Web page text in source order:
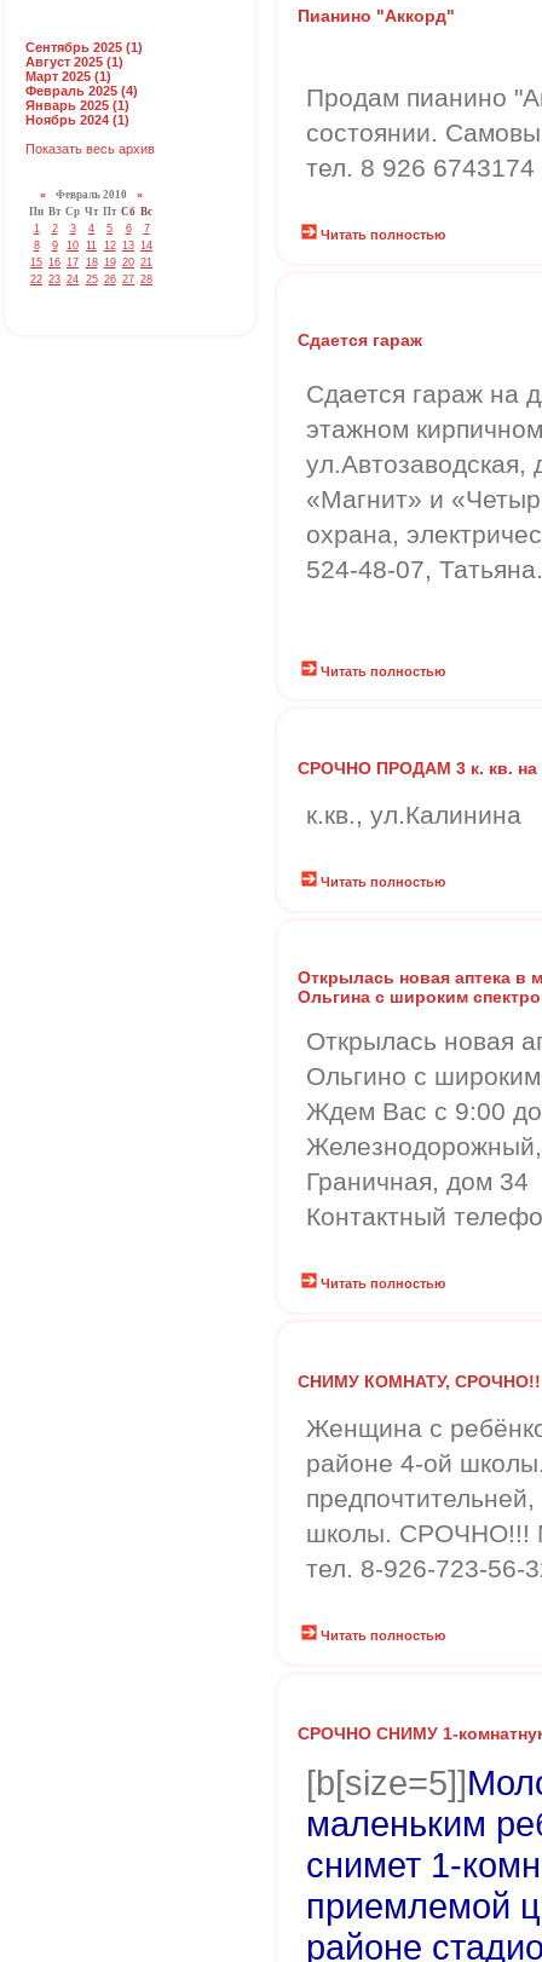
Сентябрь 2025 (1)
Август 2025 (1)
Март 2025 (1)
Февраль 2025 (4)
Январь 2025 (1)
Ноябрь 2024 (1)
Показать весь архив
«Февраль 2010 »
Пн Вт Ср Чт Пт Сб Вс
1
2 3 4 5 6
7
8
9 10 11 12 13 14
15 16 17 18 19 20 21
22 23 24 25 26 27 28
Пианино "Аккорд"
Продам пианино
состоянии.
тел. 8 926 6743174
Читать полностью
Сдается гараж
Сдается гараж на
этажном
ул.Автозаводская,
«Магнит» и
охрана,
524-48-07, Татьяна.
Читать полностью
СРОЧНО ПРОДАМ 3 к. кв.
к.кв., ул.Калинина
Читать полностью
Открылась новая аптека в
Ольгина с широким
Открылась новая
Ольгино с широким
Ждем Вас с 9:00 до
Граничная, дом 34
Контактный
Читать полностью
СНИМУ КОМНАТУ,
Женщина с
районе 4-ой
школы. СРОЧНО!!!
тел. 8-926-723-56-
Читать полностью
СРОЧНО СНИМУ 1-
[b[size=5]]
маленьким
снимет 1-
приемлемой
районе